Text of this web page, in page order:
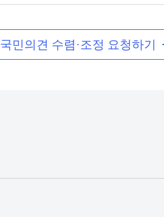
국민의견 수렴·조정 요청하기